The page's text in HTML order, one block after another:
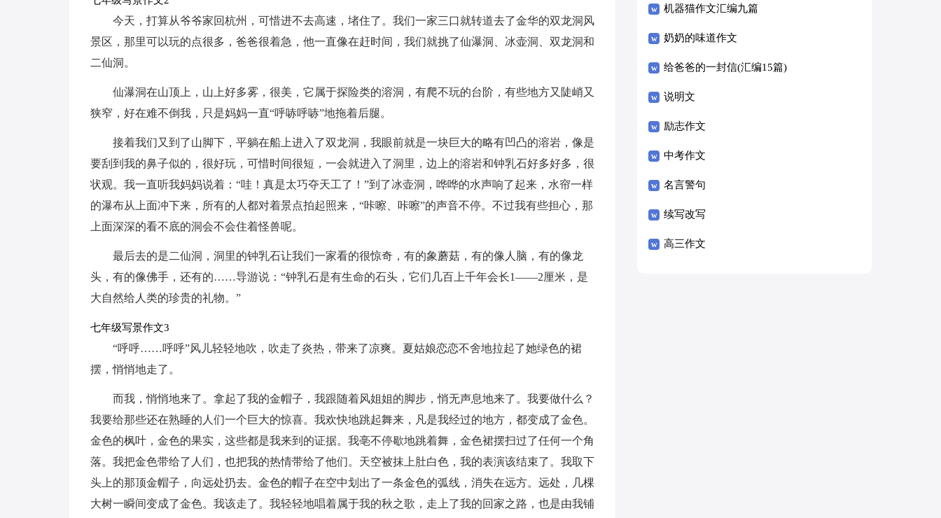
今天，打算从爷爷家回杭州，可惜进不去高速，堵住了。我们一家三口就转道去了金华的双龙洞风
景区，那里可以玩的点很多，爸爸很着急，他一直像在赶时间，我们就挑了仙瀑洞、冰壶洞、双龙洞和
二仙洞。
仙瀑洞在山顶上，山上好多雾，很美，它属于探险类的溶洞，有爬不玩的台阶，有些地方又陡峭又
狭窄，好在难不倒我，只是妈妈一直“呼哧呼哧”地拖着后腿。
接着我们又到了山脚下，平躺在船上进入了双龙洞，我眼前就是一块巨大的略有凹凸的溶岩，像是
要刮到我的鼻子似的，很好玩，可惜时间很短，一会就进入了洞里，边上的溶岩和钟乳石好多好多，很
状观。我一直听我妈妈说着：“哇！真是太巧夺天工了！”到了冰壶洞，哗哗的水声响了起来，水帘一样
的瀑布从上面冲下来，所有的人都对着景点拍起照来，“咔嚓、咔嚓”的声音不停。不过我有些担心，那
上面深深的看不底的洞会不会住着怪兽呢。
最后去的是二仙洞，洞里的钟乳石让我们一家看的很惊奇，有的象蘑菇，有的像人脑，有的像龙
头，有的像佛手，还有的……导游说：“钟乳石是有生命的石头，它们几百上千年会长1——2厘米，是
大自然给人类的珍贵的礼物。”
七年级写景作文3
“呼呼……呼呼”风儿轻轻地吹，吹走了炎热，带来了凉爽。夏姑娘恋恋不舍地拉起了她绿色的裙
摆，悄悄地走了。
而我，悄悄地来了。拿起了我的金帽子，我跟随着风姐姐的脚步，悄无声息地来了。我要做什么？
我要给那些还在熟睡的人们一个巨大的惊喜。我欢快地跳起舞来，凡是我经过的地方，都变成了金色。
金色的枫叶，金色的果实，这些都是我来到的证据。我亳不停歇地跳着舞，金色裙摆扫过了任何一个角
落。我把金色带给了人们，也把我的热情带给了他们。天空被抹上肚白色，我的表演该结束了。我取下
头上的那顶金帽子，向远处扔去。金色的帽子在空中划出了一条金色的弧线，消失在远方。远处，几棵
大树一瞬间变成了金色。我该走了。我轻轻地唱着属于我的秋之歌，走上了我的回家之路，也是由我铺
8篇）
机器猫作文汇编九篇
奶奶的味道作文
给爸爸的一封信(汇编15篇)
说明文
励志作文
中考作文
名言警句
续写改写
高三作文